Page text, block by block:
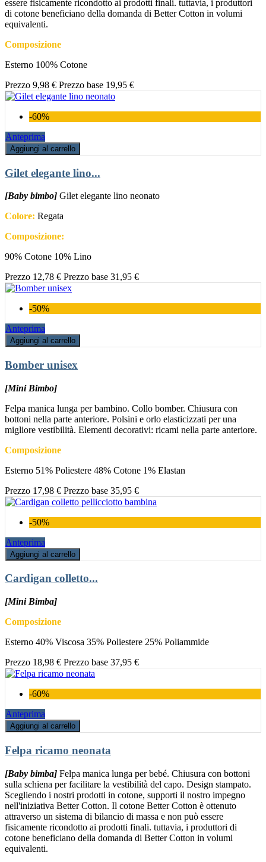
essere fisicamente ricondotto ai prodotti finali. tuttavia, i produttori
di cotone beneficiano della domanda di Better Cotton in volumi
equivalenti.
Composizione
Esterno 100% Cotone
Prezzo 9,98 € Prezzo base 19,95 €
-60%
Anteprima
Aggiungi al carrello
Gilet elegante lino...
[Baby bimbo] Gilet elegante lino neonato
Colore: Regata
Composizione:
90% Cotone 10% Lino
Prezzo 12,78 € Prezzo base 31,95 €
-50%
Anteprima
Aggiungi al carrello
Bomber unisex
[Mini Bimbo]
Felpa manica lunga per bambino. Collo bomber. Chiusura con
bottoni nella parte anteriore. Polsini e orlo elasticizzati per una
migliore vestibilità. Elementi decorativi: ricami nella parte anteriore.
Composizione
Esterno 51% Poliestere 48% Cotone 1% Elastan
Prezzo 17,98 € Prezzo base 35,95 €
-50%
Anteprima
Aggiungi al carrello
Cardigan colletto...
[Mini Bimba]
Composizione
Esterno 40% Viscosa 35% Poliestere 25% Poliammide
Prezzo 18,98 € Prezzo base 37,95 €
-60%
Anteprima
Aggiungi al carrello
Felpa ricamo neonata
[Baby bimba] Felpa manica lunga per bebé. Chiusura con bottoni
sulla schiena per facilitare la vestibilità del capo. Design stampato.
Scegliendo i nostri prodotti in cotone, supporti il nostro impegno
nell'iniziativa Better Cotton. Il cotone Better Cotton è ottenuto
attraverso un sistema di bilancio di massa e non può essere
fisicamente ricondotto ai prodotti finali. tuttavia, i produttori di
cotone beneficiano della domanda di Better Cotton in volumi
equivalenti.